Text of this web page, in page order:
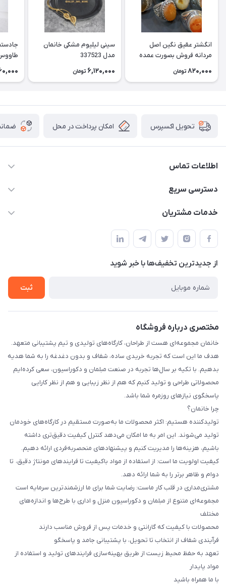
انگشتر عقیق نگین اصل
مردانه فروش بصورت عمده
3عدد هست فروش بصورت
820,000 تومان
سینی لیلیوم مشکی خانمان
مدل 337523
6,120,000 تومان
تحویل اکسپرس امکان پرداخت در محل
اطلاعات تماس
09124780957
دسترسی سریع
حساب کاربری
لیست محصولات
درباره ما
خدمات مشتریان
قوانین و مقررات
حریم خصوصی
راهنما
از جدید‌ترین تخفیف‌ها با‌ خبر شوید
ثبت
مختصری درباره فروشگاه
خانمان مجموعه‌ای هست از طراحان، کارگاه‌های تولیدی و تیم پشتیبانی متعهد.
هدف ما این است که تجربه خریدی ساده، شفاف و بدون دغدغه را به شما هدیه
بدهیم. با تکیه بر سال‌ها تجربه در صنعت مبلمان و دکوراسیون، سعی کرده‌ایم
محصولاتی طراحی و تولید کنیم که هم از نظر زیبایی و هم از نظر کارایی
پاسخگوی نیازهای روزمره شما باشد.
چرا خانمان؟
تولیدکننده هستیم: اکثر محصولات ما به‌صورت مستقیم در کارگاه‌های خودمان
تولید می‌شوند. این امر به ما امکان می‌دهد کنترل کیفیت دقیق‌تری داشته
باشیم، هزینه‌ها را مدیریت کنیم و پیشنهادهای منحصربه‌فردی ارائه دهیم.
کیفیت اولویت ما است: از استفاده از مواد باکیفیت تا فرایندهای مونتاژ دقیق، تا
دوام و ظاهر برتر را به شما ارائه دهد.
مشتری‌مداری در قلب کار ماست: رضایت شما برای ما ارزشمندترین سرمایه است
مجموعه‌ای متنوع از مبلمان و دکوراسیون منزل و اداری با طرح‌ها و اندازه‌های
مختلف
محصولات با کیفیت که گارانتی و خدمات پس از فروش مناسب دارند
فرآیندی شفاف از انتخاب تا تحویل، با پشتیبانی جامد و پاسخگو
تعهد به حفظ محیط زیست از طریق بهینه‌سازی فرایندهای تولید و استفاده از
مواد پایدار
با ما همراه باشید